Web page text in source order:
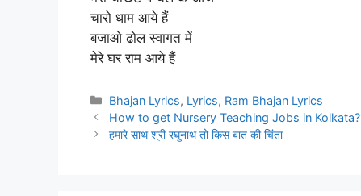
चारो धाम आये हैं
बजाओ ढोल स्वागत में
मेरे घर राम आये हैं
Categories
Bhajan Lyrics, Lyrics, Ram Bhajan Lyrics
How to get Nursery Teaching Jobs in Kolkata?
हमारे साथ श्री रघुनाथ तो किस बात की चिंता